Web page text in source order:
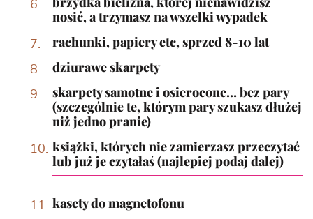
nosić, a trzymasz na wszelki wypadek
rachunki, papiery etc, sprzed 8-10 lat
dziurawe skarpety
skarpety samotne i osierocone… bez pary
(szczególnie te, którym pary szukasz dłużej
niż jedno pranie)
książki, których nie zamierzasz przeczytać
lub już je czytałaś (najlepiej podaj dalej)
kasety do magnetofonu